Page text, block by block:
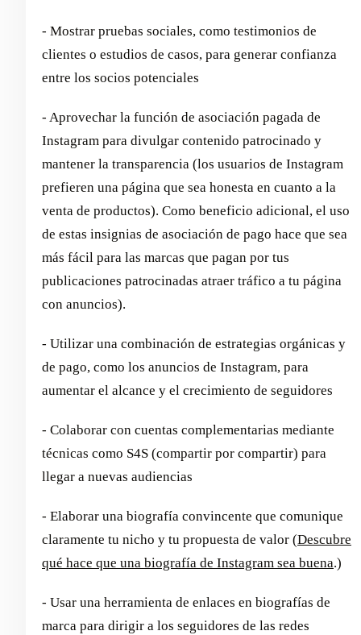
- Mostrar pruebas sociales, como testimonios de
clientes o estudios de casos, para generar confianza
entre los socios potenciales
- Aprovechar la función de asociación pagada de
Instagram para divulgar contenido patrocinado y
mantener la transparencia (los usuarios de Instagram
prefieren una página que sea honesta en cuanto a la
venta de productos). Como beneficio adicional, el uso
de estas insignias de asociación de pago hace que sea
más fácil para las marcas que pagan por tus
publicaciones patrocinadas atraer tráfico a tu página
con anuncios).
- Utilizar una combinación de estrategias orgánicas y
de pago, como los anuncios de Instagram, para
aumentar el alcance y el crecimiento de seguidores
- Colaborar con cuentas complementarias mediante
técnicas como S4S (compartir por compartir) para
llegar a nuevas audiencias
- Elaborar una biografía convincente que comunique
claramente tu nicho y tu propuesta de valor (Descubre
qué hace que una biografía de Instagram sea buena.)
- Usar una herramienta de enlaces en biografías de
marca para dirigir a los seguidores de las redes